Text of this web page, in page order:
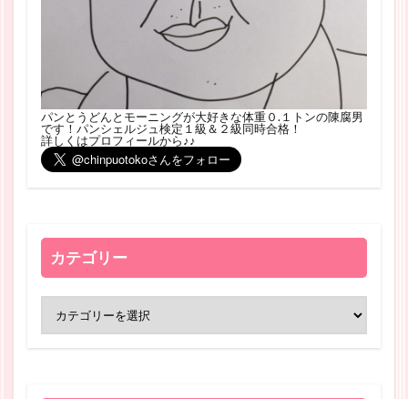
パンとうどんとモーニングが大好きな体重０.１トンの陳腐男
です！パンシェルジュ検定１級＆２級同時合格！
詳しくはプロフィールから♪♪
カテゴリー